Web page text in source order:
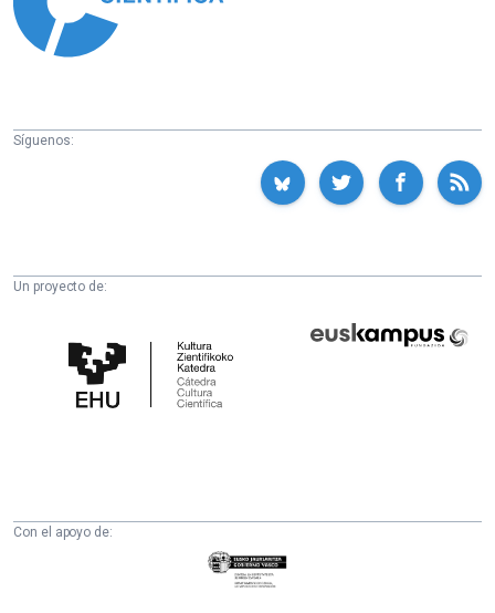
Síguenos:
Un proyecto de:
Cultura
Científica
Fundazioa
Con el apoyo de:
Eusko
Jaurlaritza